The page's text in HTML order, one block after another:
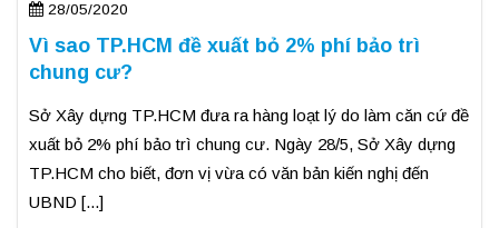
28/05/2020
Vì sao TP.HCM đề xuất bỏ 2% phí bảo trì
chung cư?
Sở Xây dựng TP.HCM đưa ra hàng loạt lý do làm căn cứ đề
xuất bỏ 2% phí bảo trì chung cư. Ngày 28/5, Sở Xây dựng
TP.HCM cho biết, đơn vị vừa có văn bản kiến nghị đến
UBND [...]